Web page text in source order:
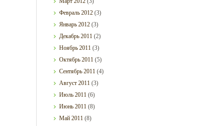
Февраль2012 (3)
Январь2012 (3)
Декабрь2011 (2)
Ноябрь2011 (3)
Октябрь2011 (5)
Сентябрь2011 (4)
Август2011 (3)
Июль2011 (6)
Июнь2011 (8)
Май2011 (8)